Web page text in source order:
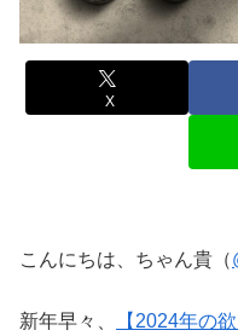
X
こんにちは、ちゃん貴（
新年早々、 【2024年の